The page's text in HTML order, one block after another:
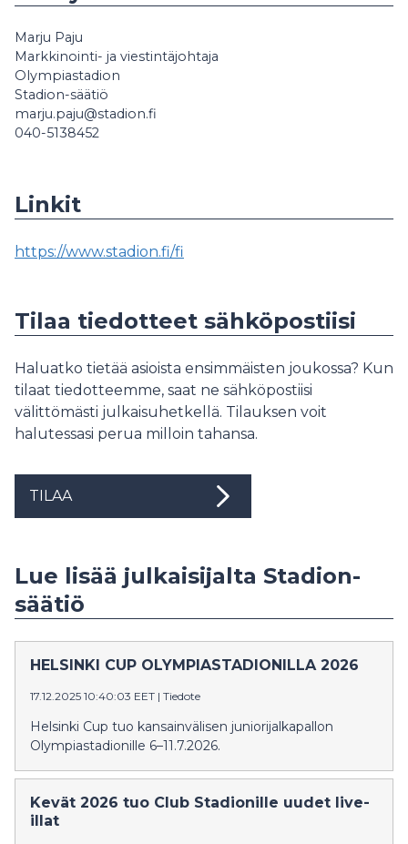
Marju Paju
Markkinointi- ja viestintäjohtaja
Olympiastadion
Stadion-säätiö
marju.paju@stadion.fi
040-5138452
Linkit
https://www.stadion.fi/fi
Tilaa tiedotteet sähköpostiisi
Haluatko tietää asioista ensimmäisten joukossa? Kun
tilaat tiedotteemme, saat ne sähköpostiisi
välittömästi julkaisuhetkellä. Tilauksen voit
halutessasi perua milloin tahansa.
TILAA
Lue lisää julkaisijalta Stadion-
säätiö
HELSINKI CUP OLYMPIASTADIONILLA 2026
17.12.2025 10:40:03 EET | Tiedote
Helsinki Cup tuo kansainvälisen juniorijalkapallon
Olympiastadionille 6–11.7.2026.
Kevät 2026 tuo Club Stadionille uudet live-
illat